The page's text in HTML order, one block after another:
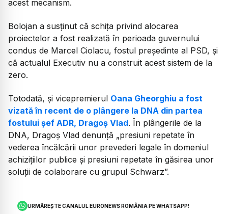
acest mecanism.
Bolojan a susținut că schița privind alocarea
proiectelor a fost realizată în perioada guvernului
condus de Marcel Ciolacu, fostul președinte al PSD, și
că actualul Executiv nu a construit acest sistem de la
zero.
Totodată, și vicepremierul Oana Gheorghiu a fost
vizată în recent de o plângere la DNA din partea
fostului șef ADR, Dragoș Vlad. În plângerile de la
DNA, Dragoș Vlad denunță „presiuni repetate în
vederea încălcării unor prevederi legale în domeniul
achizițiilor publice și presiuni repetate în găsirea unor
soluții de colaborare cu grupul Schwarz”.
URMĂREȘTE CANALUL EURONEWS ROMÂNIA PE WHATSAPP!